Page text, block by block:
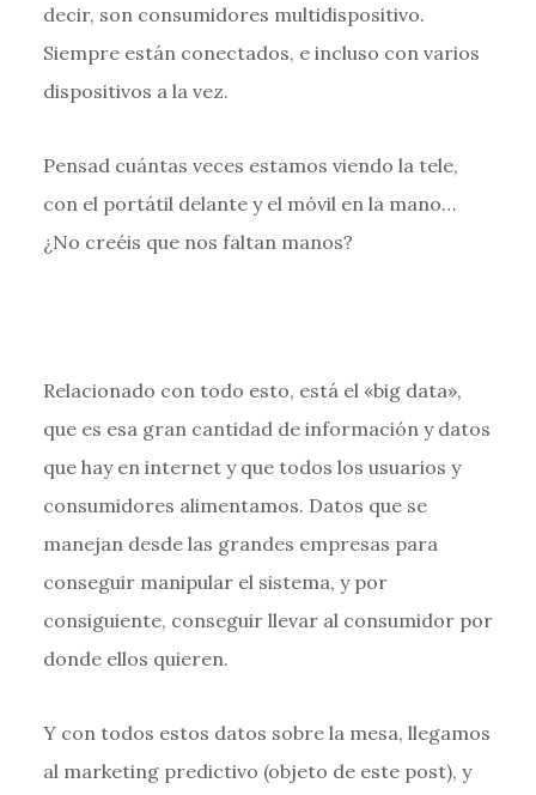
decir, son consumidores multidispositivo.
Siempre están conectados, e incluso con varios
dispositivos a la vez.
Pensad cuántas veces estamos viendo la tele,
con el portátil delante y el móvil en la mano…
¿No creéis que nos faltan manos?
Relacionado con todo esto, está el «big data»,
que es esa gran cantidad de información y datos
que hay en internet y que todos los usuarios y
consumidores alimentamos. Datos que se
manejan desde las grandes empresas para
conseguir manipular el sistema, y por
consiguiente, conseguir llevar al consumidor por
donde ellos quieren.
Y con todos estos datos sobre la mesa, llegamos
al marketing predictivo (objeto de este post), y